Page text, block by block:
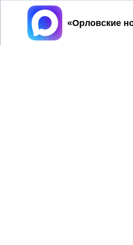
Принять